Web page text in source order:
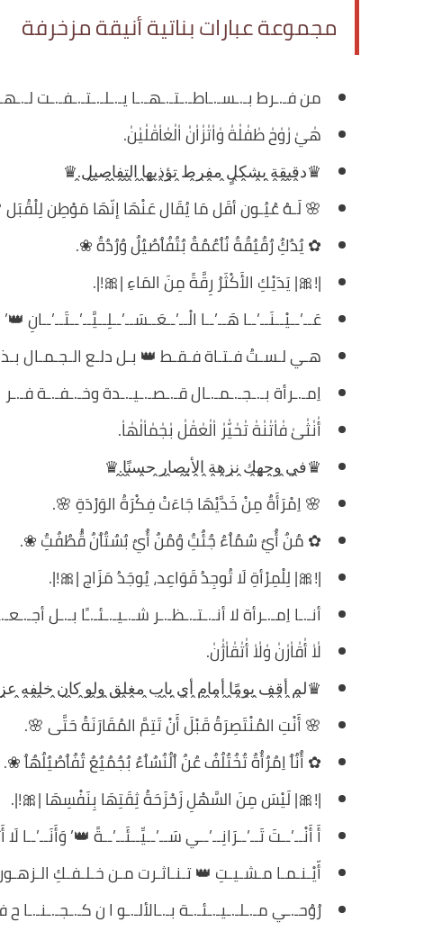
مجموعة عبارات بناتية أنيقة مزخرفة
من فـ.ـرط بـ.ـسـ.ـاطـ.ـتـ.ـهـ.ـا يـ.ـلـ.ـتـ.ـفـ.ـت
هٰيٰ رٰوٰحٰ طٰفٰلٰةٰ وٰاٰتٰزٰاٰنٰ اٰلٰعٰاٰقٰلٰيٰنٰ.
♛د̭ق̭ي̭ق̭ة̭ ب̭ش̭ك̭لٍ̭ م̭ف̭ر̭ط̭ ت̭ؤ̭ذ̭ي̭ه̭ا̭ ا̭ل̭ت̭ف̭ا̭ص̭ي̭ل̭.♛
🌸 لَـهُ عُيُـون أقَل مَا يُقَال عَنْهَا إنّهَا مَوْطِن لِلْقُبَل
✿ يٌدٌكٌِ رٌقٌيٌقٌةٌ نٌاٌعٌمٌةٌ بٌتٌفٌاٌصٌيٌلٌ وٌرٌدٌةٌ ❀.
|!🎀| يَدَيْكِ الأَكْثَرُ رِقَّةً مِنَ المَاءِ |🎀!|.
عَــ’ــيْــنَــ’ــا هَــ’ــا
هـي لـسـتُ فـتـاة فـقـط 👑 بـل دلـع الـجـمـال
اِمـ.ـرأة بـ.ـجـ.ـمـ.ـال قـ.ـصـ.ـيـ.ـدة وخـ.ـفـ.ـة
أٰنٰثٰىٰ فٰاٰتٰنٰةٰ تٰحٰيّٰرٰ اٰلٰعٰقٰلٰ بٰجٰمٰاٰلٰهٰاٰ.
♛ف̭ي̭ و̭ج̭ه̭ك̭ ن̭ز̭ه̭ة̭ ا̭ل̭أ̭ب̭ص̭ا̭ر̭ ح̭س̭نً̭ا̭.♛
🌸 اِمْرَأَةٌ مِنْ خَدَّيْهَا جَاءَتْ فِكْرَةُ الوَرْدَةِ 🌸.
✿ مٌنٌ أٌيٌ سٌمٌاٌءٌ جٌئٌتٌِ وٌمٌنٌ أٌيٌ بٌسٌتٌاٌنٌ قٌُطٌفٌتٌِ ❀.
|!🎀| لِلْمِرْأةِ لَا تُوجِدُ قَوَاعِد، يُوجَدُ مَزَاج |🎀!|.
أنـ.ـا اِمـ.ـرأة لا أنـ.ـتـ.ـظـ.ـر شـ.ـيـ.ـئـ.ـًا بـ.ـل
لٰاٰ أٰقٰاٰرٰنٰ وٰلٰاٰ أٰتٰقٰاٰرَٰٰنٰ.
♛ل̭م̭ أ̭ق̭ف̭ ي̭و̭مً̭ا̭ أ̭م̭ا̭م̭ أ̭ي̭ ب̭ا̭ب̭ م̭غ̭ل̭ق̭ و̭ل̭و̭ ك̭ا̭ن̭ خ̭ل̭ف̭ه̭
🌸 أَنْتِ المُنْتَصِرَةُ قَبْلَ أَنْ تَتِمَّ المُقَارَنَةُ حَتَّى 🌸.
✿ أٌنٌاٌ اِمٌرٌأٌةٌ تٌخٌتٌلٌفٌ عٌنٌ اٌلٌنٌسٌاٌءٌ بٌجٌمٌيٌعٌ تٌفٌاٌصٌيٌلٌهٌاٌ ❀.
|!🎀| لَيْسَ مِنَ السَّهْلِ زَحْزَحَةُ ثِقَتِهَا بِنَفْسِهَا |🎀!|.
أَ أَنْــ’ــتَ تَــ’ــرَانِــ’ــي سَــ’ــيِّــئَــ’ــةً 👑’ وَأَنَــ’ــا
أّيْـنـمـا مـشـيـتِ 👑 تـنـاثـرت مـن خـلـفـكِ
رُوُحـ.ـي مـ.ـلـ.ـيـ.ـئـ.ـة بـ.ـالألـ.ـو ا ن كـ.ـجـ.ـنـ.ـا